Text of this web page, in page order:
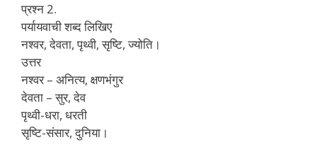
प्रश्न 2.
पर्यायवाची शब्द लिखिए
नश्वर, देवता, पृथ्वी, सृष्टि, ज्योति।
उत्तर
नश्वर – अनित्य, क्षणभंगुर
देवता – सुर, देव
पृथ्वी-धरा, धरती
सृष्टि-संसार, दुनिया।